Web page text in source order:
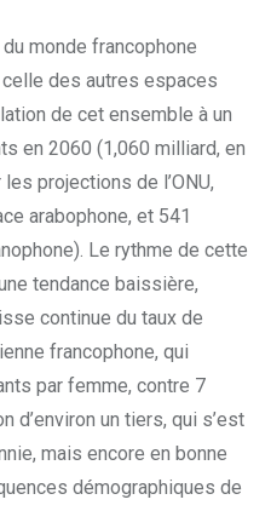
monde francophone
des autres espaces
de cet ensemble à un
en 2060 (1,060 milliard, en
projections de l’ONU,
arabophone, et 541
Le rythme de cette
tendance baissière,
continue du taux de
francophone, qui
par femme, contre 7
d’environ un tiers, qui s’est
mais encore en bonne
démographiques de